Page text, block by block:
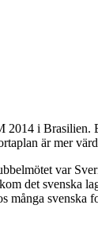
i
är mer
var
det svenska
svenska